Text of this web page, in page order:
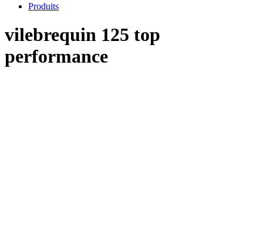
Produits
vilebrequin 125 top
performance